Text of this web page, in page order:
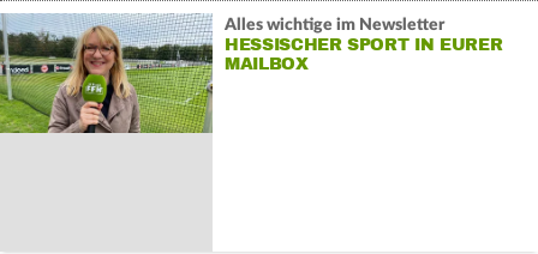
Alles wichtige im Newsletter
HESSISCHER SPORT IN EURER
MAILBOX